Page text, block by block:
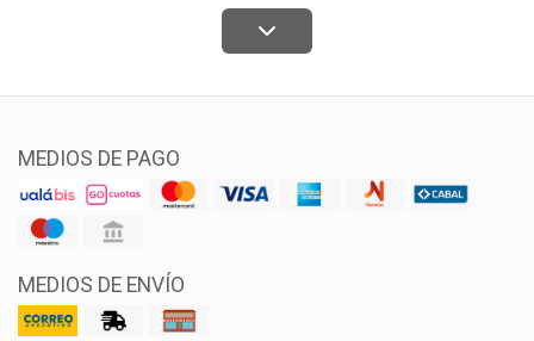
MEDIOS DE PAGO
MEDIOS DE ENVÍO